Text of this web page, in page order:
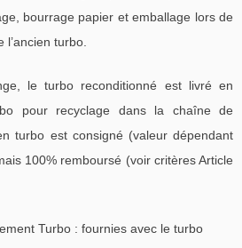
bourrage papier et emballage lors de
turbo.
le turbo reconditionné est livré en
pour recyclage dans la chaîne de
turbo est consigné (valeur dépendant
100% remboursé (voir critères Article
Turbo : fournies avec le turbo